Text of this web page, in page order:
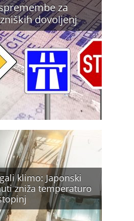
za
dovoljenj
klimo: Japonski
zniža temperaturo